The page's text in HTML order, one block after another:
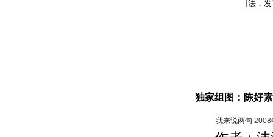
独家组图：陈好
我来说两句 2008